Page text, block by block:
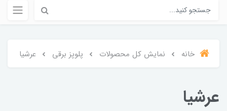
خانه نمایش کل محصولات پلوپز برقی عرشیا
عرشیا